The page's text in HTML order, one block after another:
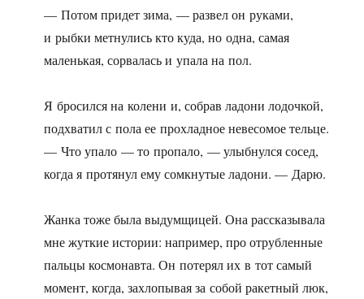
— Потом придет зима, — развел он руками,
и рыбки метнулись кто куда, но одна, самая
маленькая, сорвалась и упала на пол.
Я бросился на колени и, собрав ладони лодочкой,
подхватил с пола ее прохладное невесомое тельце.
— Что упало — то пропало, — улыбнулся сосед,
когда я протянул ему сомкнутые ладони. — Дарю.
Жанка тоже была выдумщицей. Она рассказывала
мне жуткие истории: например, про отрубленные
пальцы космонавта. Он потерял их в тот самый
момент, когда, захлопывая за собой ракетный люк,